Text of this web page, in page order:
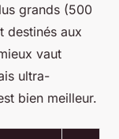
grands (500
destinés aux
vaut
ultra-
bien meilleur.